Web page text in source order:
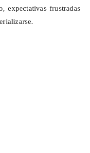
expectativas frustradas